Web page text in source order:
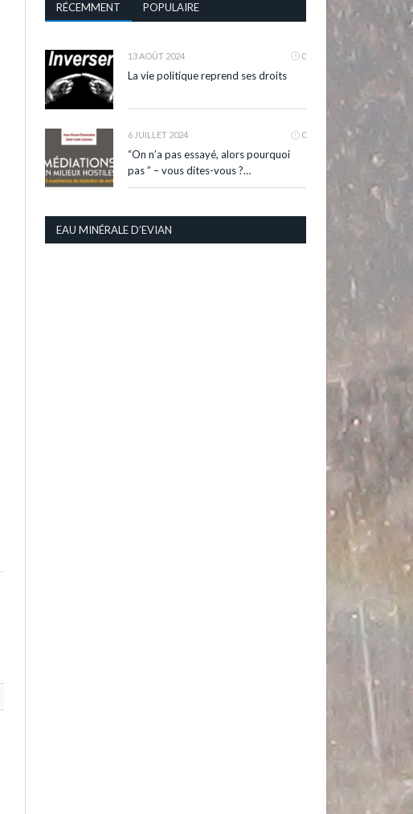
RÉCEMMENT POPULAIRE
13 AOÛT 2024 0
La vie politique reprend ses droits
6 JUILLET 2024 0
“On n’a pas essayé, alors pourquoi
pas ” – vous dites-vous ?…
EAU MINÉRALE D’EVIAN